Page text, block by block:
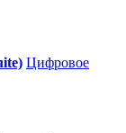
Цифровое